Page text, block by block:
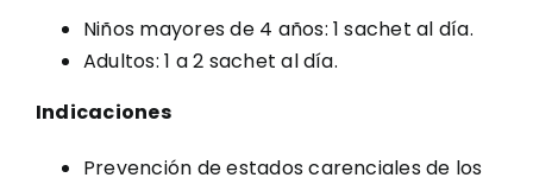
Niños mayores de 4 años: 1 sachet al día.
Adultos: 1 a 2 sachet al día.
Indicaciones
Prevención de estados carenciales de los